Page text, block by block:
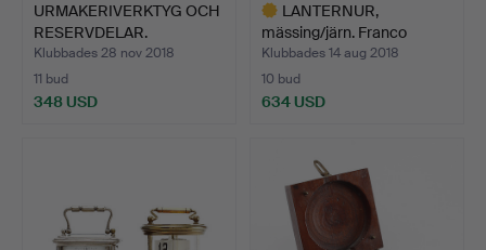
URMAKERIVERKTYG OCH
RESERVDELAR.
Klubbades 28 nov 2018
11 bud
348 USD
LANTERNUR,
mässing/järn. Franco
Nucci, Ita…
Klubbades 14 aug 2018
10 bud
634 USD